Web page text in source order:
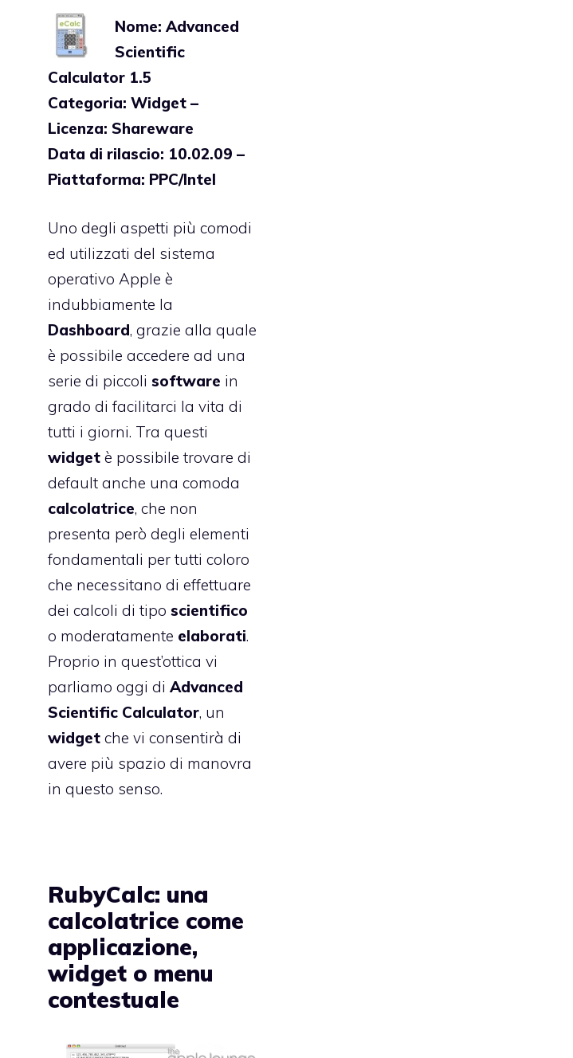
Nome: Advanced
Scientific
Calculator 1.5
Categoria: Widget –
Licenza: Shareware
Data di rilascio: 10.02.09 –
Piattaforma: PPC/Intel
Uno degli aspetti più comodi
ed utilizzati del sistema
operativo Apple è
indubbiamente la
Dashboard, grazie alla quale
è possibile accedere ad una
serie di piccolisoftware in
grado di facilitarci la vita di
tutti i giorni. Tra questi
widget è possibile trovare di
default anche una comoda
calcolatrice, che non
presenta però degli elementi
fondamentali per tutti coloro
che necessitano di effettuare
dei calcoli di tiposcientifico
o moderatamente elaborati.
Proprio in quest’ottica vi
parliamo oggi diAdvanced
Scientific Calculator, un
widget che vi consentirà di
avere più spazio di manovra
in questo senso.
RubyCalc: una
calcolatrice come
applicazione,
widget o menu
contestuale